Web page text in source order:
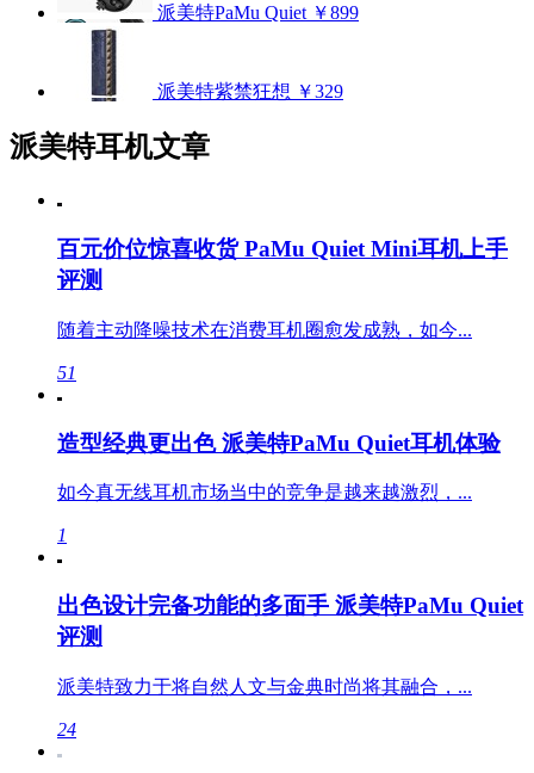
派美特PaMu Quiet ￥899
派美特紫禁狂想 ￥329
派美特耳机文章
百元价位惊喜收货 PaMu Quiet Mini耳机上手
评测
随着主动降噪技术在消费耳机圈愈发成熟，如今...
51
造型经典更出色 派美特PaMu Quiet耳机体验
如今真无线耳机市场当中的竞争是越来越激烈，...
1
出色设计完备功能的多面手 派美特PaMu Quiet
评测
派美特致力于将自然人文与金典时尚将其融合，...
24